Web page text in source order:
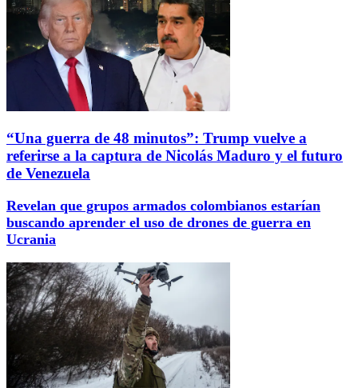
“Una guerra de 48 minutos”: Trump vuelve a
referirse a la captura de Nicolás Maduro y el futuro
de Venezuela
Revelan que grupos armados colombianos estarían
buscando aprender el uso de drones de guerra en
Ucrania